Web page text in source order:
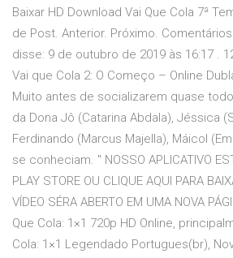
Baixar HD Download Vai Que Cola 7ª
de Post. Anterior. Próximo.
disse: 9 de outubro de 2019 às 16:17 .
Vai que Cola 2: O Começo – Online
Muito antes de socializarem quase
da Dona Jô (Catarina Abdala), Jéssica
Ferdinando (Marcus Majella), Máicol
se conheciam. " NOSSO APLICATIVO
PLAY STORE OU CLIQUE AQUI PARA
VÍDEO SÉRA ABERTO EM UMA NOVA
Que Cola: 1×1 720p HD Online,
Cola: 1×1 Legendado Portugues(br),